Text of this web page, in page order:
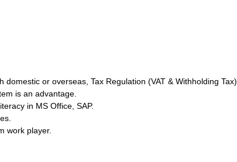
or overseas, Tax Regulation (VAT & Withholding Tax)
is an advantage.
in MS Office, SAP.
work player.